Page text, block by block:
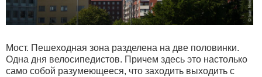
Мост. Пешеходная зона разделена на две половинки.
Одна дня велосипедистов. Причем здесь это настолько
само собой разумеющееся, что заходить выходить с